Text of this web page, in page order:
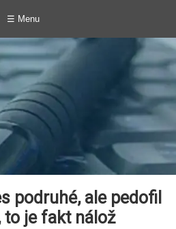
☰ Menu
podruhé, ale pedofil
to je fakt nálož